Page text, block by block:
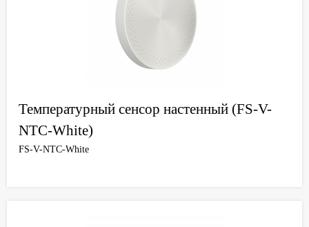
Температурный сенсор настенный (FS-V-
NTC-White)
FS-V-NTC-White